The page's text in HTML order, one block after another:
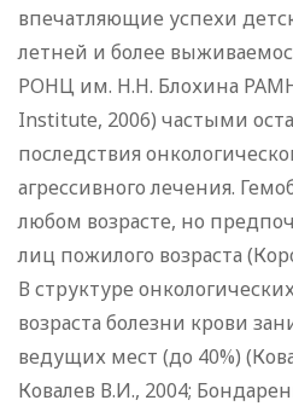
впечатляющие успехи
летней и более
РОНЦ им. Н.Н. Блохина
Institute, 2006) частыми
последствия
агрессивного лечения.
любом возрасте, но
лиц пожилого возраста
В структуре
возраста болезни крови
ведущих мест (до 40%)
Ковалев В.И., 2004;